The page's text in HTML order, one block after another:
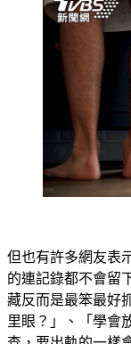
但也有許多網友表
的連記錄都不會留
藏反而是最笨最好
里眼？」、「學會